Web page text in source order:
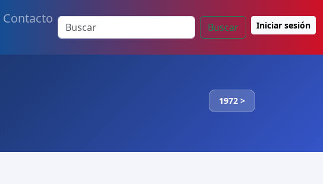
Contacto
Buscar Iniciar sesión
1972 >